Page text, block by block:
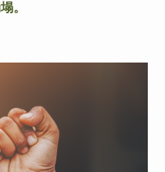
。